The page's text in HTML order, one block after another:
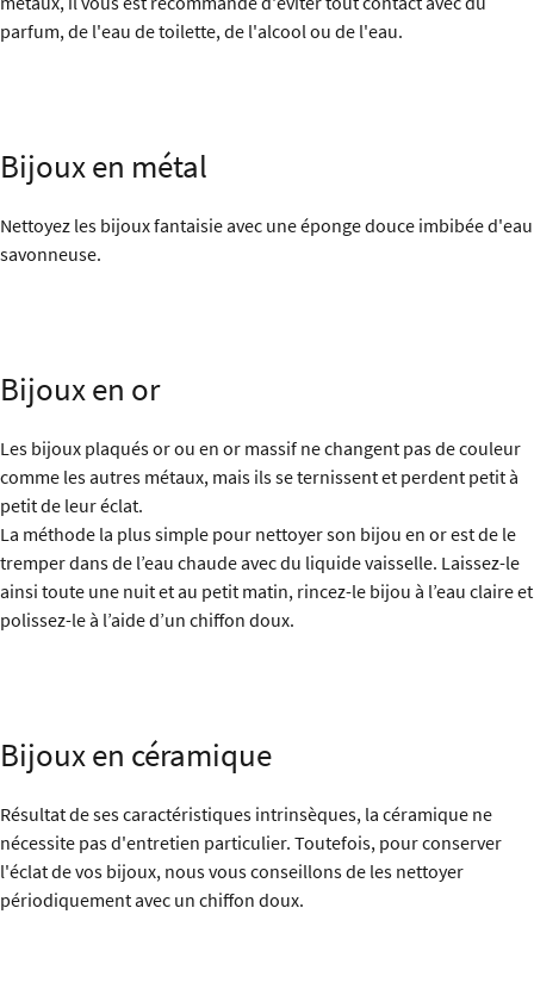
parfum, de l'eau de toilette, de l'alcool ou de l'eau.
Bijoux en métal
Nettoyez les bijoux fantaisie avec une éponge douce imbibée d'eau
savonneuse.
Bijoux en or
Les bijoux plaqués or ou en or massif ne changent pas de couleur
comme les autres métaux, mais ils se ternissent et perdent petit à
petit de leur éclat.
La méthode la plus simple pour nettoyer son bijou en or est de le
tremper dans de l’eau chaude avec du liquide vaisselle. Laissez-le
ainsi toute une nuit et au petit matin, rincez-le bijou à l’eau claire et
polissez-le à l’aide d’un chiffon doux.
Bijoux en céramique
Résultat de ses caractéristiques intrinsèques, la céramique ne
nécessite pas d'entretien particulier. Toutefois, pour conserver
l'éclat de vos bijoux, nous vous conseillons de les nettoyer
périodiquement avec un chiffon doux.